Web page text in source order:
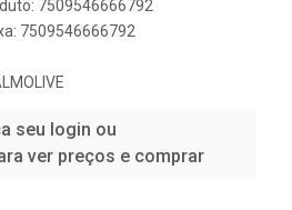
7509546666792
7509546666792
seu login ou
ver preços e comprar